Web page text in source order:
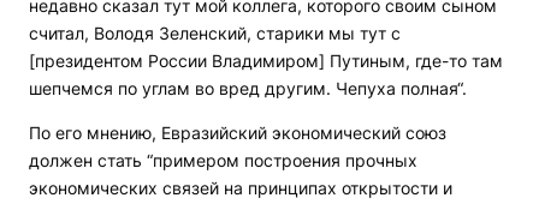
недавно сказал тут мой коллега, которого своим сыном
считал, Володя Зеленский, старики мы тут с
[президентом России Владимиром] Путиным, где-то там
шепчемся по углам во вред другим. Чепуха полная“.
По его мнению, Евразийский экономический союз
должен стать “примером построения прочных
экономических связей на принципах открытости и